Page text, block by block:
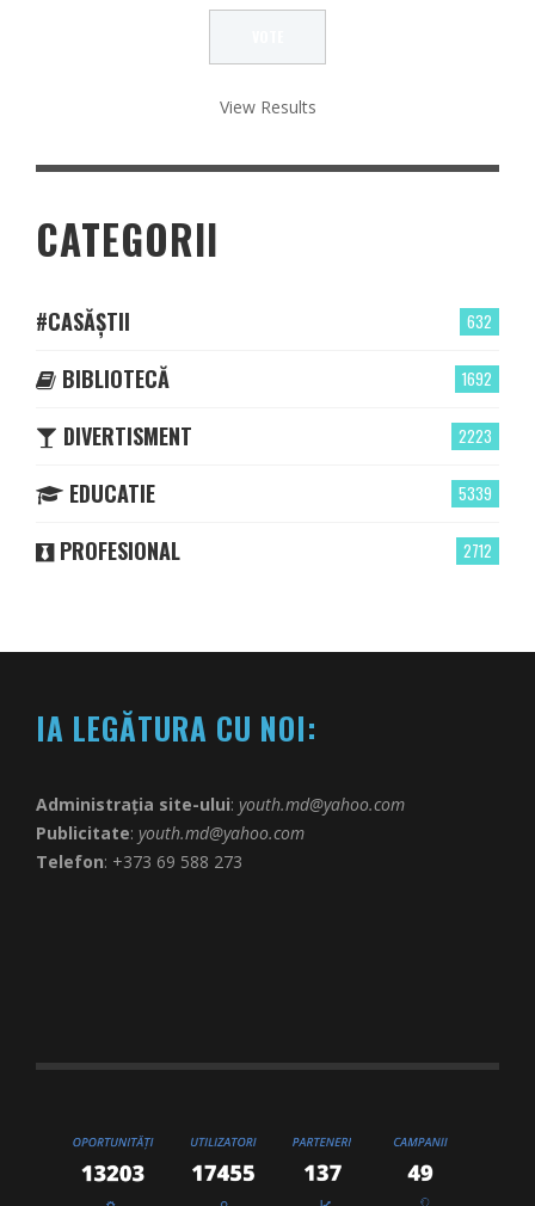
View Results
CATEGORII
632
#CASĂȘTII
1692
BIBLIOTECĂ
2223
DIVERTISMENT
5339
EDUCATIE
2712
PROFESIONAL
IA LEGĂTURA CU NOI:
Administrația site-ului: youth.md@yahoo.com
Publicitate: youth.md@yahoo.com
Telefon: +373 69 588 273